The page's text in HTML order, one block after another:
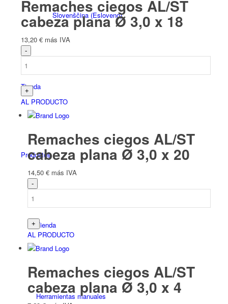
Slovenščina(Esloveno)
Tienda
Productos
Tienda
Herramientas manuales
Remaches ciegos AL/ST
cabeza plana Ø 3,0 x 18
13,20 € más IVA
AL PRODUCTO
Remaches ciegos AL/ST
cabeza plana Ø 3,0 x 20
14,50 € más IVA
AL PRODUCTO
Remaches ciegos AL/ST
cabeza plana Ø 3,0 x 4